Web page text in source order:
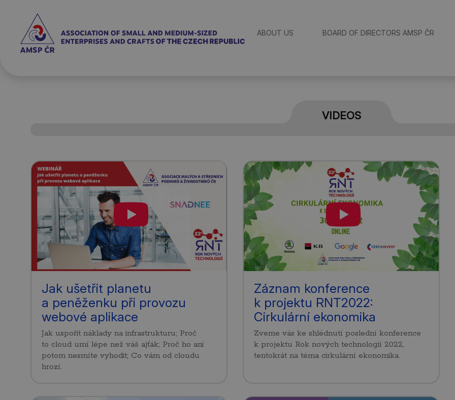
ABOUT US BOARD OF DIRECTORS AMSP ČR
VIDEOS
Jak ušetřit planetu
a peněženku při provozu
webové aplikace
Jak uspořit náklady na infrastrukturu; Proč
to cloud umí lépe než váš ajťák; Proč ho ani
potom nesmíte vyhodit; Co vám od cloudu
hrozí.
Záznam konference
k projektu RNT2022:
Cirkulární ekonomika
Zveme vás ke shlédnutí poslední konference
k projektu Rok nových technologií 2022,
tentokrát na téma cirkulární ekonomika.